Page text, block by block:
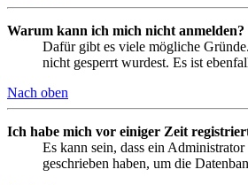
Warum kann ich mich nicht anmelden?
Dafür gibt es viele mögliche
nicht gesperrt wurdest. Es ist
Nach oben
Ich habe mich vor einiger Zeit
Es kann sein, dass ein
geschrieben haben, um die